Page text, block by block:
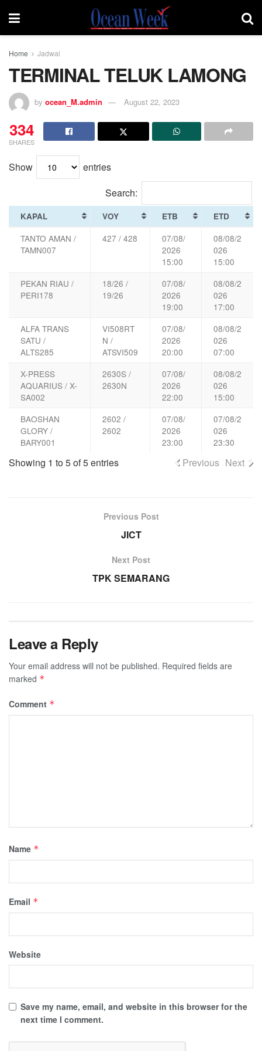
Home Jadwal
TERMINAL TELUK LAMONG
by ocean_M.admin August 22, 2023
334
SHARES
Show
entries
Search:
KAPAL VOY ETB ETD
TANTO AMAN /
TAMN007
427 / 428
07/08/
2026
15:00
08/08/2
026
15:00
PEKAN RIAU /
PERI178
18/26 /
19/26
07/08/
2026
19:00
08/08/2
026
17:00
ALFA TRANS
SATU /
ALTS285
VI508RT
N /
ATSVI509
07/08/
2026
20:00
08/08/2
026
07:00
X-PRESS
AQUARIUS / X-
SA002
2630S /
2630N
07/08/
2026
22:00
08/08/2
026
15:00
BAOSHAN
GLORY /
BARY001
2602 /
2602
07/08/
2026
23:00
07/08/2
026
23:30
Showing 1 to 5 of 5 entries Previous Next
Previous Post
JICT
Next Post
TPK SEMARANG
Leave a Reply
Your email address will not be published. Required fields are
marked *
Comment *
Name *
Email *
Website
Save my name, email, and website in this browser for the
next time I comment.